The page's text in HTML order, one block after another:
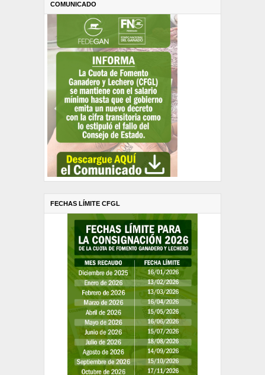
COMUNICADO
FECHAS LÍMITE CFGL